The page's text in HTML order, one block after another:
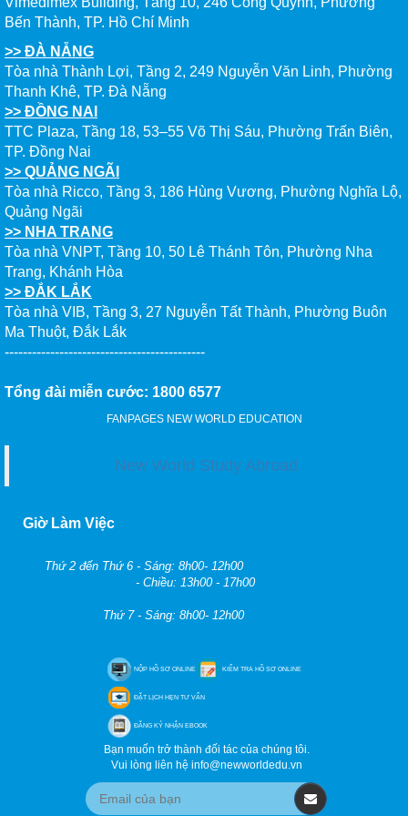
HỘI GHI DANH & SĂN HỌC BỔNG KỲ SPRING 2026
Bến Thành, TP. Hồ Chí Minh
>> ĐÀ NẴNG
Tòa nhà Thành Lợi, Tầng 2, 249 Nguyễn Văn Linh, Phường
Thanh Khê, TP. Đà Nẵng
>> ĐỒNG NAI
TTC Plaza, Tầng 18, 53–55 Võ Thị Sáu, Phường Trấn Biên,
TP. Đồng Nai
>> QUẢNG NGÃI
Tòa nhà Ricco, Tầng 3, 186 Hùng Vương, Phường Nghĩa Lộ,
Quảng Ngãi
>> NHA TRANG
Tòa nhà VNPT, Tầng 10, 50 Lê Thánh Tôn, Phường Nha
Trang, Khánh Hòa
>> ĐẮK LẮK
Tòa nhà VIB, Tầng 3, 27 Nguyễn Tất Thành, Phường Buôn
Ma Thuột, Đắk Lắk
--------------------------------------------
Tổng đài miễn cước: 1800 6577
FANPAGES NEW WORLD EDUCATION
New World Study Abroad
Giờ Làm Việc
Thứ 2 đến Thứ 6 - Sáng: 8h00- 12h00
- Chiều: 13h00 - 17h00
Thứ 7 - Sáng: 8h00- 12h00
NỘP HỒ SƠ ONLINE KIỂM TRA HỒ SƠ ONLINE
ĐẶT LỊCH HẸN TƯ VẤN
ĐĂNG KÝ NHẬN EBOOK
Bạn muốn trở thành đối tác của chúng tôi.
Vui lòng liên hệ info@newworldedu.vn